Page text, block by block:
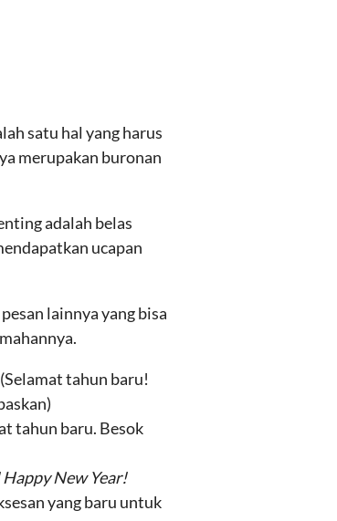
satu hal yang harus
merupakan buronan
adalah belas
ucapan
lainnya yang bisa
(Selamat tahun baru!
tahun baru. Besok
New Year!
yang baru untuk